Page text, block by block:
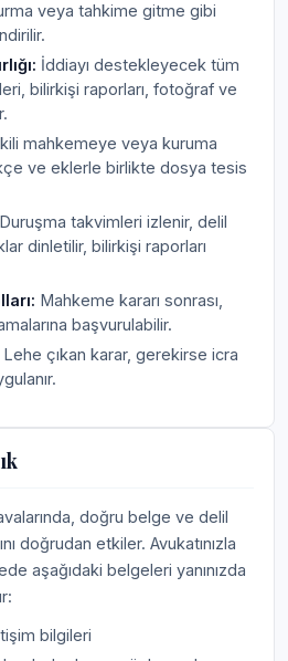
veya tahkime gitme gibi
İddiayı destekleyecek tüm
bilirkişi raporları, fotoğraf ve
mahkemeye veya kuruma
ve eklerle birlikte dosya tesis
Duruşma takvimleri izlenir, delil
dinletilir, bilirkişi raporları
Mahkeme kararı sonrası,
başvurulabilir.
Lehe çıkan karar, gerekirse icra
doğru belge ve delil
doğrudan etkiler. Avukatınızla
aşağıdaki belgeleri yanınızda
bilgileri